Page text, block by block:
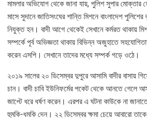
মামলার অভিযোগ থেকে জানা যায়, পুলিশ সুপার মোক্তার
মাসে সুদানে জাতিসংঘের শান্তি মিশনে বাংলাদেশ পুলিশের
নিযুক্ত হন। বাদী আগে থেকেই সেখানে কর্মরত থাকায়
সম্পর্কে পূর্ব অভিজ্ঞতা থাকায় বিভিন্ন অজুহাতে
করেন এসপি। সেখানে তাদের মধ্যে সম্পর্ক গড়ে ওঠে।
২০১৯ সালের ২০ ডিসেম্বর দুপুরে আসামি বাদীর বাসায়
চান। বাদী চাবি ইউনিফর্মের পকেট থেকে আনতে গেলে
জাপ্টে ধরে ধর্ষণ করেন। এরপর এ ঘটনা কাউকে না
হুমকি-ধমকি দেন। ২২ ডিসেম্বর ক্ষমা চেয়ে আবারো